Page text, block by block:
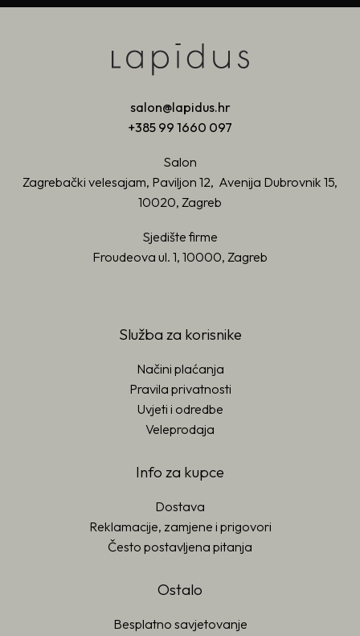
salon@lapidus.hr
+385 99 1660 097
Salon
Zagrebački velesajam, Paviljon 12, Avenija Dubrovnik 15,
10020, Zagreb
Sjedište firme
Froudeova ul. 1, 10000, Zagreb
Služba za korisnike
Načini plaćanja
Pravila privatnosti
Uvjeti i odredbe
Veleprodaja
Info za kupce
Dostava
Reklamacije, zamjene i prigovori
Često postavljena pitanja
Ostalo
Besplatno savjetovanje